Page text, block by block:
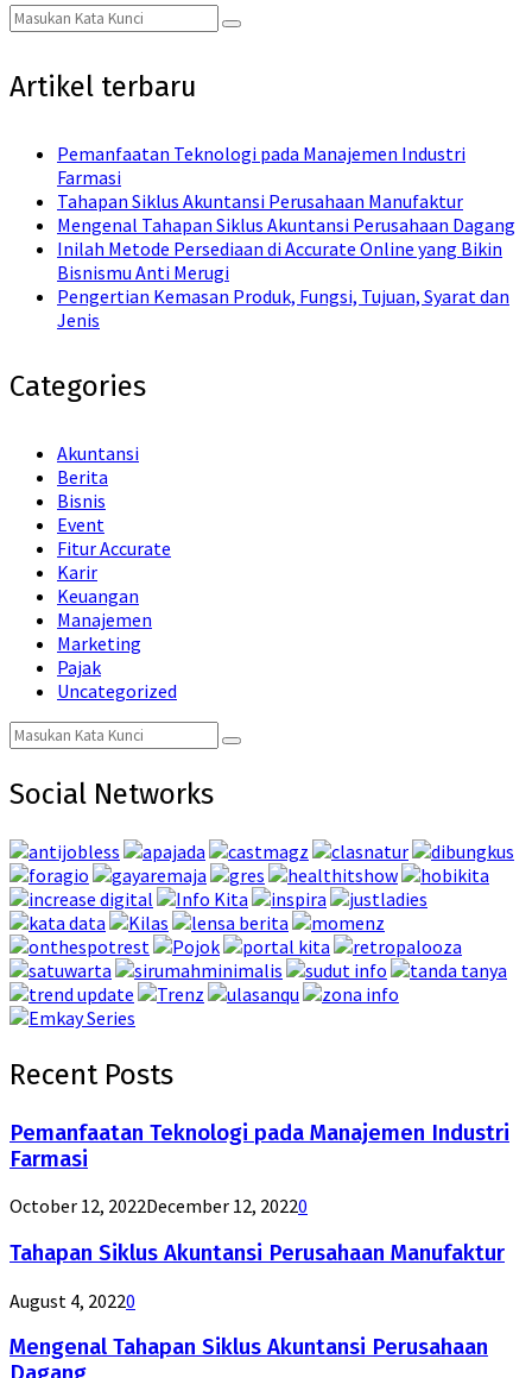
Search
for:
Search
Artikel terbaru
Pemanfaatan Teknologi pada Manajemen Industri
Farmasi
Tahapan Siklus Akuntansi Perusahaan Manufaktur
Mengenal Tahapan Siklus Akuntansi Perusahaan Dagang
Inilah Metode Persediaan di Accurate Online yang Bikin
Bisnismu Anti Merugi
Pengertian Kemasan Produk, Fungsi, Tujuan, Syarat dan
Jenis
Categories
Akuntansi
Berita
Bisnis
Event
Fitur Accurate
Karir
Keuangan
Manajemen
Marketing
Pajak
Uncategorized
Search
for:
Search
Social Networks
Recent Posts
Pemanfaatan Teknologi pada Manajemen Industri
Farmasi
October 12, 2022December 12, 20220
Tahapan Siklus Akuntansi Perusahaan Manufaktur
August 4, 20220
Mengenal Tahapan Siklus Akuntansi Perusahaan